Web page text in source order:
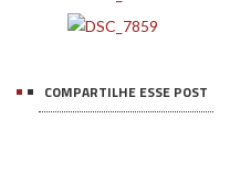
COMPARTILHE ESSE POST